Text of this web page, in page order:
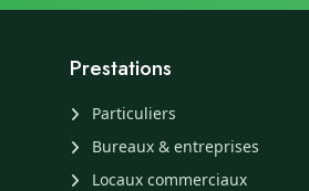
Prestations
Particuliers
Bureaux & entreprises
Locaux commerciaux